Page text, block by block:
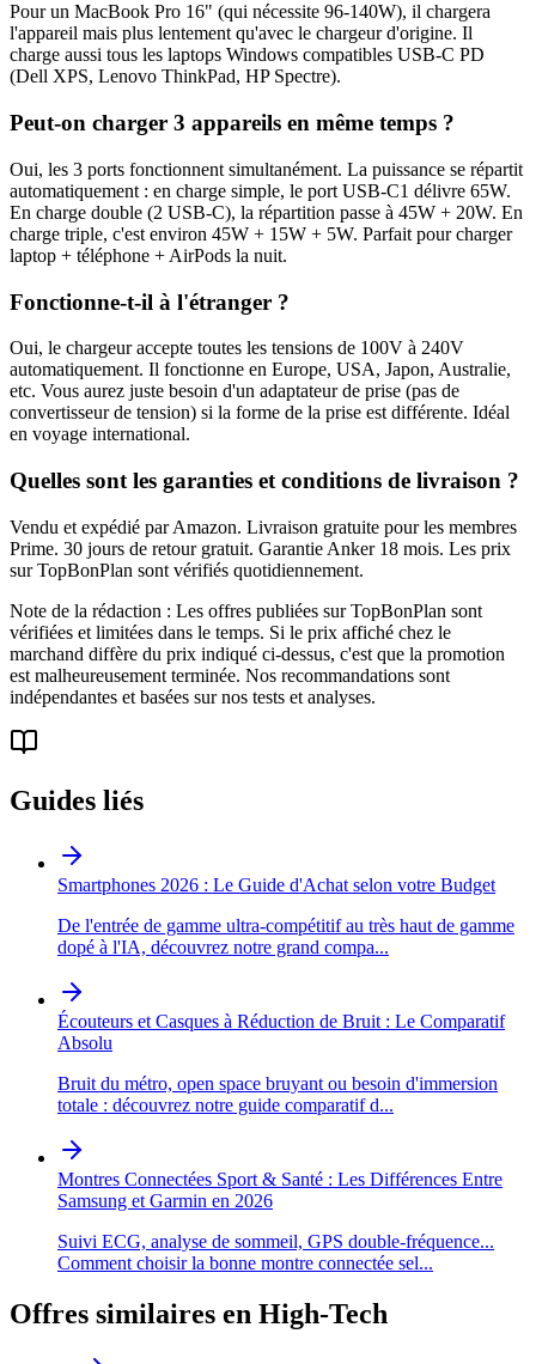
Pour un MacBook Pro 16" (qui nécessite 96-140W), il chargera
l'appareil mais plus lentement qu'avec le chargeur d'origine. Il
charge aussi tous les laptops Windows compatibles USB-C PD
(Dell XPS, Lenovo ThinkPad, HP Spectre).
Peut-on charger 3 appareils en même temps ?
Oui, les 3 ports fonctionnent simultanément. La puissance se répartit
automatiquement : en charge simple, le port USB-C1 délivre 65W.
En charge double (2 USB-C), la répartition passe à 45W + 20W. En
charge triple, c'est environ 45W + 15W + 5W. Parfait pour charger
laptop + téléphone + AirPods la nuit.
Fonctionne-t-il à l'étranger ?
Oui, le chargeur accepte toutes les tensions de 100V à 240V
automatiquement. Il fonctionne en Europe, USA, Japon, Australie,
etc. Vous aurez juste besoin d'un adaptateur de prise (pas de
convertisseur de tension) si la forme de la prise est différente. Idéal
en voyage international.
Quelles sont les garanties et conditions de livraison ?
Vendu et expédié par Amazon. Livraison gratuite pour les membres
Prime. 30 jours de retour gratuit. Garantie Anker 18 mois. Les prix
sur TopBonPlan sont vérifiés quotidiennement.
Note de la rédaction : Les offres publiées sur TopBonPlan sont
vérifiées et limitées dans le temps. Si le prix affiché chez le
marchand diffère du prix indiqué ci-dessus, c'est que la promotion
est malheureusement terminée. Nos recommandations sont
indépendantes et basées sur nos tests et analyses.
Guides liés
Smartphones 2026 : Le Guide d'Achat selon votre Budget
De l'entrée de gamme ultra-compétitif au très haut de gamme
dopé à l'IA, découvrez notre grand compa...
Écouteurs et Casques à Réduction de Bruit : Le Comparatif
Absolu
Bruit du métro, open space bruyant ou besoin d'immersion
totale : découvrez notre guide comparatif d...
Montres Connectées Sport & Santé : Les Différences Entre
Samsung et Garmin en 2026
Suivi ECG, analyse de sommeil, GPS double-fréquence...
Comment choisir la bonne montre connectée sel...
Offres similaires en High-Tech